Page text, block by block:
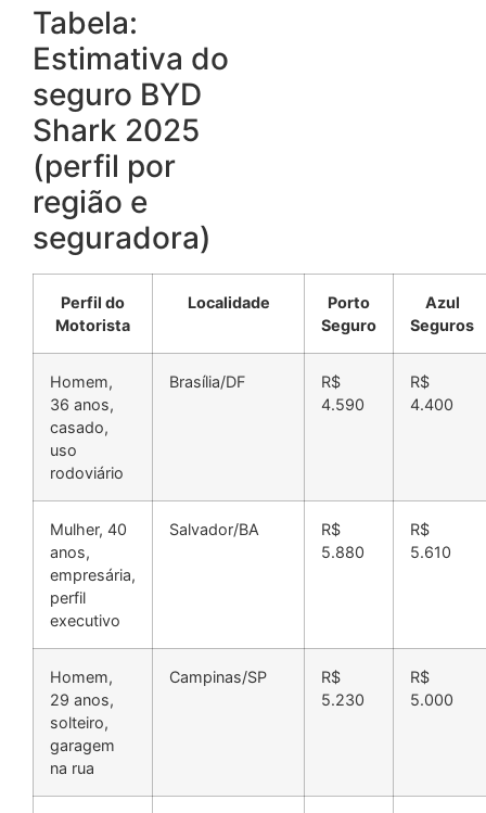
Tabela:
Estimativa do
seguro BYD
Shark 2025
(perfil por
região e
seguradora)
Perfil do
Motorista
Localidade
Porto
Seguro
Azul
Seguros
Homem,
36 anos,
casado,
uso
rodoviário
Brasília/DF
R$
4.590
R$
4.400
Mulher, 40
anos,
empresária,
perfil
executivo
Salvador/BA
R$
5.880
R$
5.610
Homem,
29 anos,
solteiro,
garagem
na rua
Campinas/SP
R$
5.230
R$
5.000